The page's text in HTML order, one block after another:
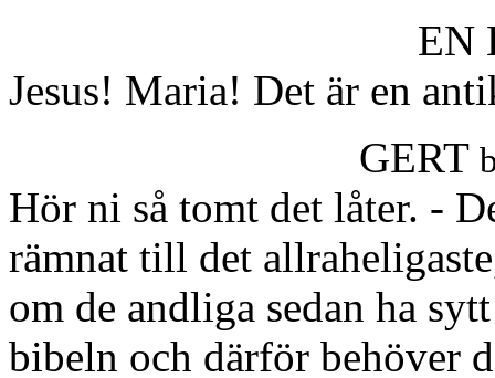
EN
Jesus! Maria! Det är en
GERT
Hör ni så tomt det låter. -
rämnat till det
om de andliga sedan ha
bibeln och därför behöver